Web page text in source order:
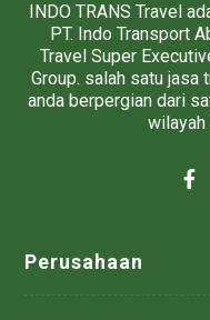
INDO TRANS Travel
PT. Indo Transport
Travel Super
Group. salah satu jasa
anda berpergian dari
wilayah
Perusahaan